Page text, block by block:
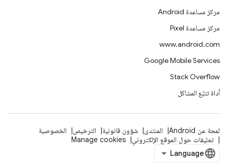
مركز مساعدة Android
مركز مساعدة Pixel
www.android.com
Google Mobile Services
Stack Overflow
أداة تتبّع المشاكل
لمحة عن Android المنتدى شؤون قانونية الترخيص
الخصوصية
تعليقات حول الموقع الإلكتروني
Manage cookies